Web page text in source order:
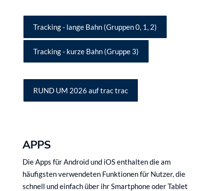
Tracking - lange Bahn (Gruppen 0, 1, 2)
Tracking - kurze Bahn (Gruppe 3)
RUND UM 2026 auf trac trac
APPS
Die Apps für Android und iOS enthalten die am
häufigsten verwendeten Funktionen für Nutzer, die
schnell und einfach über ihr Smartphone oder Tablet